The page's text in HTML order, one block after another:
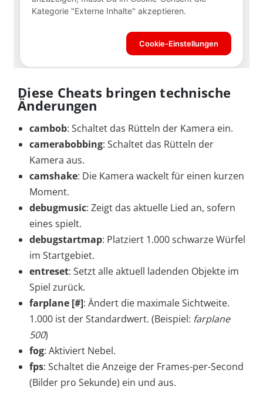
Diese Cheats bringen technische
Änderungen
cambob: Schaltet das Rütteln der Kamera ein.
camerabobbing: Schaltet das Rütteln der
Kamera aus.
camshake: Die Kamera wackelt für einen kurzen
Moment.
debugmusic: Zeigt das aktuelle Lied an, sofern
eines spielt.
debugstartmap: Platziert 1.000 schwarze Würfel
im Startgebiet.
entreset: Setzt alle aktuell ladenden Objekte im
Spiel zurück.
farplane [#]: Ändert die maximale Sichtweite.
1.000 ist der Standardwert. (Beispiel: farplane
500)
fog: Aktiviert Nebel.
fps: Schaltet die Anzeige der Frames-per-Second
(Bilder pro Sekunde) ein und aus.